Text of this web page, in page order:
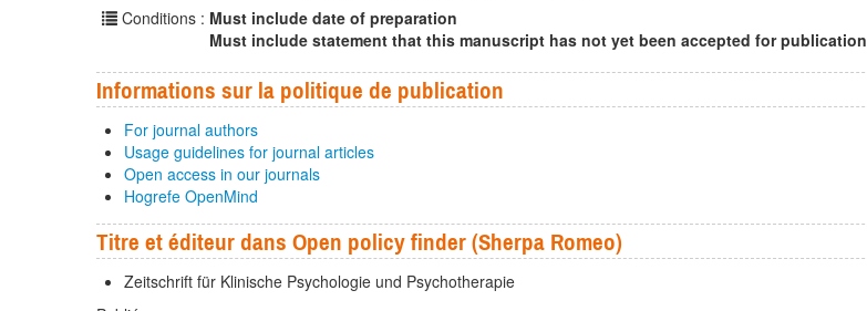
Conditions : Must include date of preparation
Must include statement that this manuscript has not yet been accepted for publication
Informations sur la politique de publication
For journal authors
Usage guidelines for journal articles
Open access in our journals
Hogrefe OpenMind
Titre et éditeur dans Open policy finder (Sherpa Romeo)
Zeitschrift für Klinische Psychologie und Psychotherapie